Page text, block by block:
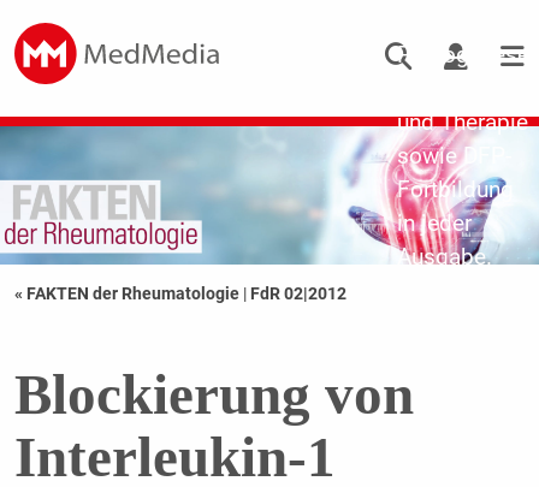
Pathogenese,
und Therapie
sowie DFP-
Fortbildung
in jeder
Ausgabe.
« FAKTEN der Rheumatologie | FdR 02|2012
Blockierung von
Interleukin-1